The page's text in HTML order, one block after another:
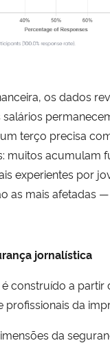
os dados
terço precisa
muitos acumulam
experientes por
as mais afetadas
jornalística
é construído a partir
profissionais da
da